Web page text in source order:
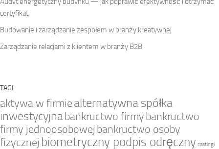
certyfikat
Budowanie i zarządzanie zespołem w branży kreatywnej
Zarządzanie relacjami z klientem w branży B2B
TAGI
aktywa w firmiealternatywna spółka
inwestycyjnabankructwo firmybankructwo
firmy jednoosobowej bankructwo osoby
fizycznej biometryczny podpis odręczny castingi